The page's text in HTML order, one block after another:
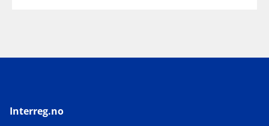
Interreg.no